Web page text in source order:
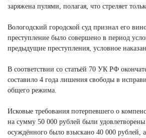
заряжена пулями, полагая, что стреляет
Вологодский городской суд признал его
преступление было совершено в период
предыдущие преступления, условное
В соответствии со статьёй 70 УК РФ
составило 4 года лишения свободы в
общего режима.
Исковые требования потерпевшего о
на сумму 50 000 рублей были
осуждённого было взыскано 40 000 рублей,